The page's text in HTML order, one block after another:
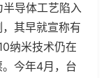
导体工艺陷入
其早就宣称有
纳米技术仍在
今年4月，台